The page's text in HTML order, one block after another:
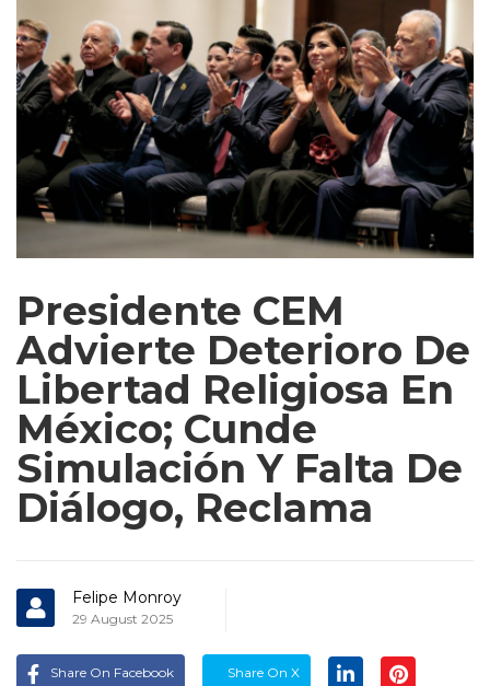
Presidente CEM
Advierte Deterioro De
Libertad Religiosa En
México; Cunde
Simulación Y Falta De
Diálogo, Reclama
Felipe Monroy
29 August 2025
Share On Facebook Share On X